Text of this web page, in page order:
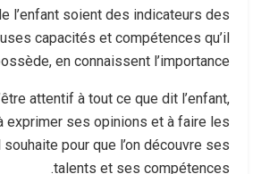
l’enfant soient des indicateurs des
capacités et compétences qu’il
en connaissent l’importance.
attentif à tout ce que dit l’enfant,
exprimer ses opinions et à faire les
pour que l’on découvre ses
talents et ses compétences.